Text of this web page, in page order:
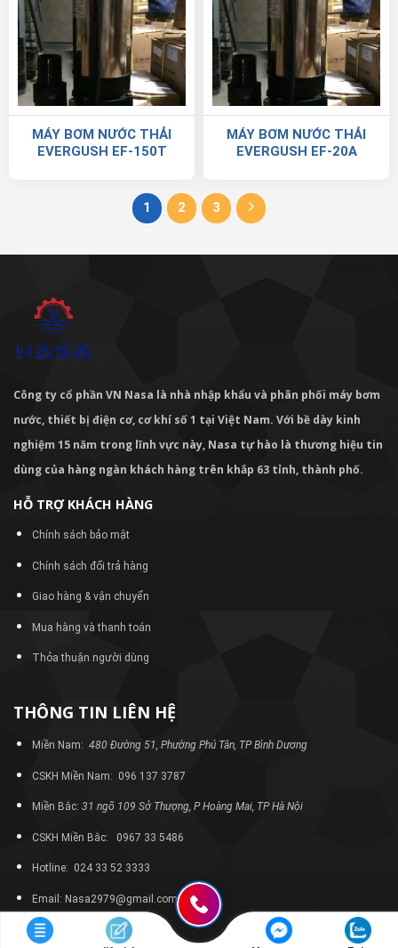
MÁY BƠM NƯỚC THẢI
EVERGUSH EF-150T
MÁY BƠM NƯỚC THẢI
EVERGUSH EF-20A
1 2 3
Công ty cổ phần VN Nasa là nhà nhập khẩu và phân phối máy bơm
nước, thiết bị điện cơ, cơ khí số 1 tại Việt Nam. Với bề dày kinh
nghiệm 15 năm trong lĩnh vực này, Nasa tự hào là thương hiệu tin
dùng của hàng ngàn khách hàng trên khắp 63 tỉnh, thành phố.
HỖ TRỢ KHÁCH HÀNG
Chính sách bảo mật
Chính sách đổi trả hàng
Giao hàng & vận chuyển
Mua hàng và thanh toán
Thỏa thuận người dùng
THÔNG TIN LIÊN HỆ
Miền Nam: 480 Đường 51, Phường Phú Tân, TP Bình Dương
CSKH Miền Nam: 096 137 3787
Miền Bắc: 31 ngõ 109 Sở Thượng, P Hoàng Mai, TP Hà Nội
CSKH Miền Bắc: 0967 33 5486
Hotline: 024 33 52 3333
Email: Nasa2979@gmail.com